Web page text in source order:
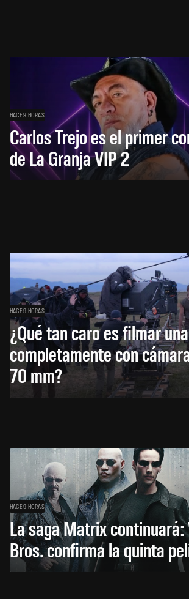
HACE 9 HORAS
Carlos Trejo es el primer
de La Granja VIP 2
HACE 9 HORAS
¿Qué tan caro es filmar
completamente con
70 mm?
HACE 9 HORAS
La saga Matrix
Bros. confirma la quinta